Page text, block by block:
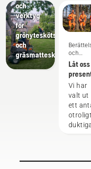
och
verktyg
för
grönyteskötsel
och
gräsmatteskötseloch
Låt oss
H-Team
– våra
mest
Vi har
valt ut
ett
otroligt
bland